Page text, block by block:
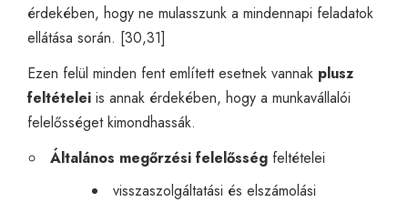
érdekében, hogy ne mulasszunk a mindennapi feladatok
ellátása során. [30,31]
Ezen felül minden fent említett esetnek vannak plusz
feltételei is annak érdekében, hogy a munkavállalói
felelősséget kimondhassák.
Általános megőrzési felelősségfeltételei
visszaszolgáltatási és elszámolási